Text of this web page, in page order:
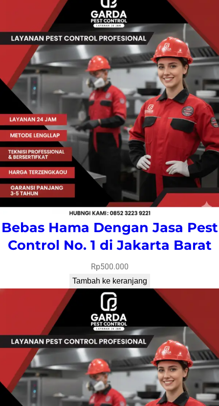
Bebas Hama Dengan Jasa Pest
Control No. 1 di Jakarta Barat
Rp500.000
Tambah ke keranjang